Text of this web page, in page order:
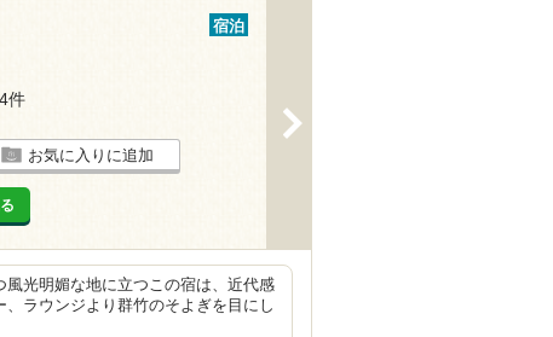
宿泊
件
お気に入りに追加
光明媚な地に立つこの宿は、近代感
ラウンジより群竹のそよぎを目にし